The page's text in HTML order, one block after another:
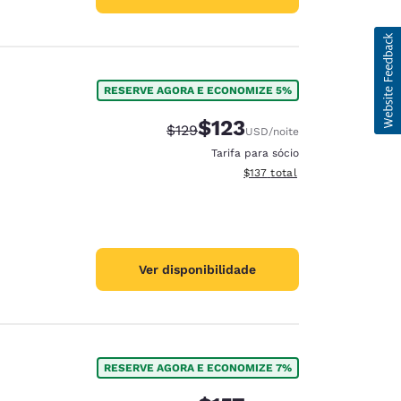
RESERVE AGORA E ECONOMIZE 5%
Tarifa anterior “tachada”:
$129Tarifa com desconto:
$123USD/noite
Tarifa para sócio
Exibir detalhes do total
$137 total
Ver disponibilidade
RESERVE AGORA E ECONOMIZE 7%